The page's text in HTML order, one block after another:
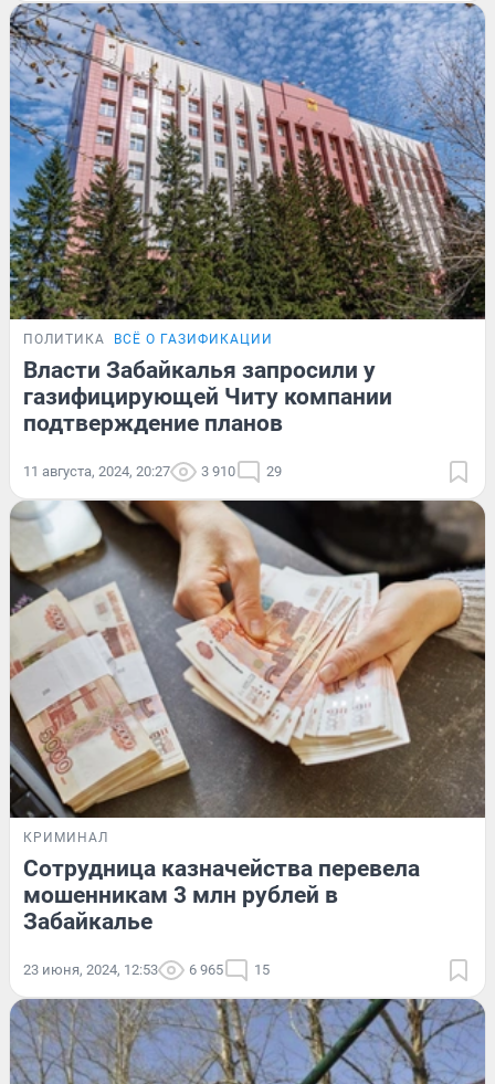
ПОЛИТИКА ВСЁ О ГАЗИФИКАЦИИ
Власти Забайкалья запросили у
газифицирующей Читу компании
подтверждение планов
11 августа, 2024, 20:27 3 910 29
КРИМИНАЛ
Сотрудница казначейства перевела
мошенникам 3 млн рублей в
Забайкалье
23 июня, 2024, 12:53 6 965 15